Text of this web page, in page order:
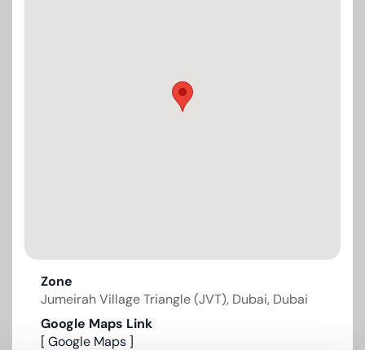
Zone
Jumeirah Village Triangle (JVT), Dubai, Dubai
Google Maps Link
[ Google Maps ]